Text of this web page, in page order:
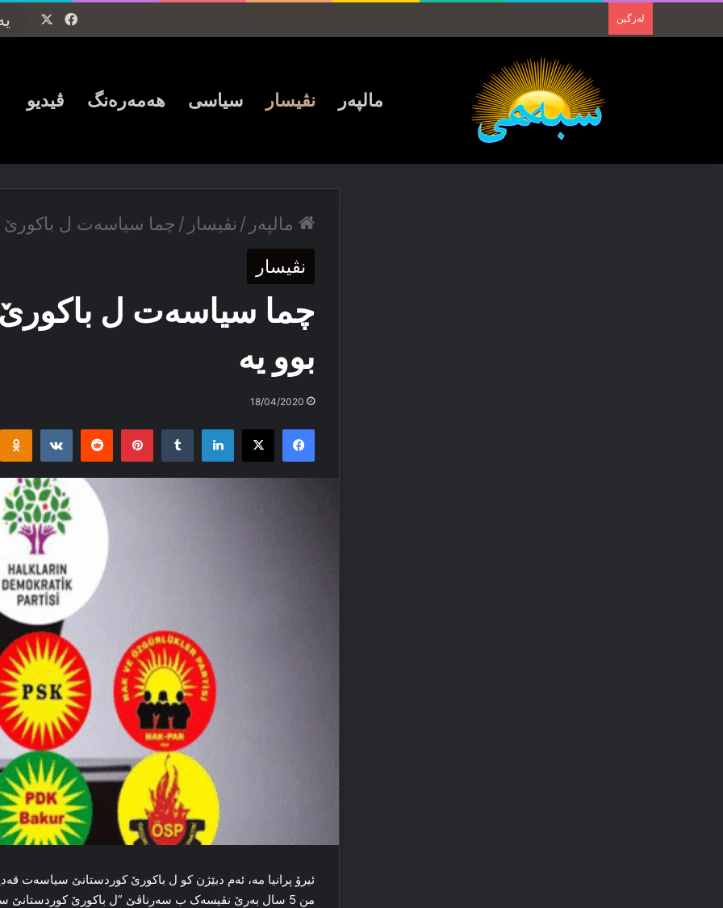
لەزگین Facebook
مالپەر نڤیسار سیاسی ھەمەرەنگ ڤیدیو
مالپەر / نڤیسار / چما سیاسه‌ت ل باکورێ
نڤیسار
چما سیاسه‌ت ل باکورێ
بوو یه‌
18/04/2020
Facebook
X
LinkedIn
Tumblr
Pinterest
Reddit
ئیرۆ پرانیا مه‌، ئه‌م دبێژن کو ل باکورێ کوردستانێ سیاسه‌ت
من 5 سال به‌رێ نڤیسه‌ک ب سه‌رناڤێ ”ل باکورێ کوردستانێ سیاسه‌ت قرێژ بوویه‌”. نڤیسیبوو.